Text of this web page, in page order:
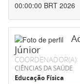
00:00:00 BRT 2026
Júnior
COORDENADOR(A)
CIÊNCIAS DA SAÚDE
Educação Física